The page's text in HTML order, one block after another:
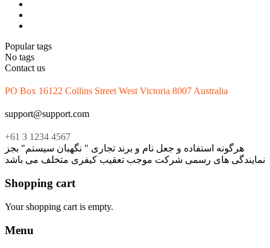
Popular tags
No tags
Contact us
PO Box 16122 Collins Street West Victoria 8007 Australia
support@support.com
+61 3 1234 4567
هرگونه استفاده و جعل نام و برند تجاری " نگهبان سیستم" بجز
نمایندگی های رسمی شرکت موجب تعقیب کیفری متخلف می باشد
Shopping cart
Your shopping cart is empty.
Menu